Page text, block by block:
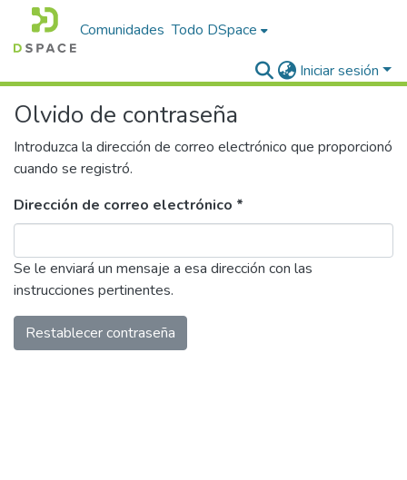
Comunidades Todo DSpace
Iniciar sesión
Olvido de contraseña
Introduzca la dirección de correo electrónico que proporcionó
cuando se registró.
Dirección de correo electrónico *
Se le enviará un mensaje a esa dirección con las
instrucciones pertinentes.
Restablecer contraseña